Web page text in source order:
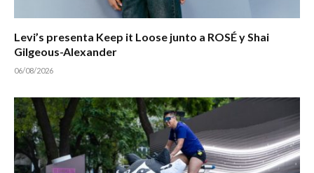
Levi’s presenta Keep it Loose junto a ROSÉ y Shai
Gilgeous-Alexander
06/08/2026